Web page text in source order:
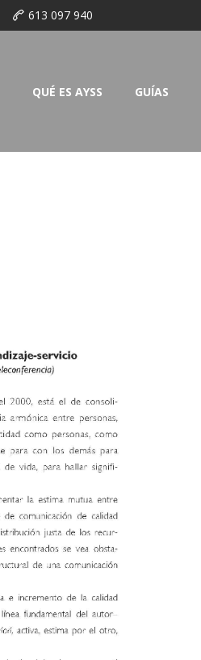
613 097 940
QUÉ ES AYSS GUÍAS